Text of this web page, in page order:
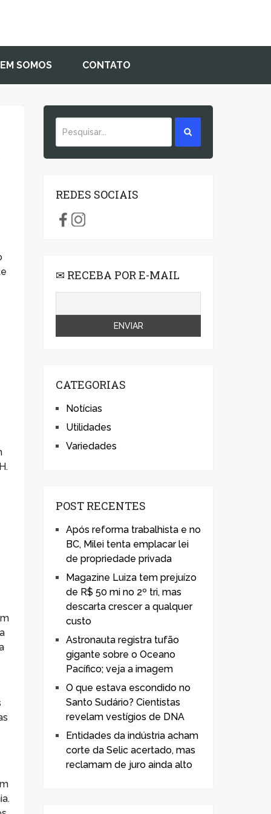
SOMOS CONTATO
REDES SOCIAIS
✉ RECEBA POR E-MAIL
CATEGORIAS
Notícias
Utilidades
Variedades
POST RECENTES
Após reforma trabalhista e no
BC, Milei tenta emplacar lei
de propriedade privada
Magazine Luiza tem prejuízo
de R$ 50 mi no 2º tri, mas
descarta crescer a qualquer
custo
Astronauta registra tufão
gigante sobre o Oceano
Pacífico; veja a imagem
O que estava escondido no
Santo Sudário? Cientistas
revelam vestígios de DNA
Entidades da indústria acham
corte da Selic acertado, mas
reclamam de juro ainda alto